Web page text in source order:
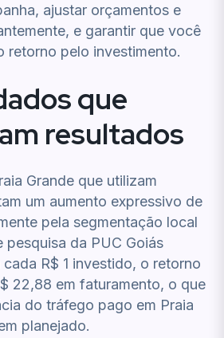
ajustar orçamentos e
e garantir que você
retorno pelo investimento.
que
resultados
Grande que utilizam
um aumento expressivo de
pela segmentação local
pesquisa da PUC Goiás
R$ 1 investido, o retorno
22,88 em faturamento, o que
do tráfego pago em Praia
planejado.